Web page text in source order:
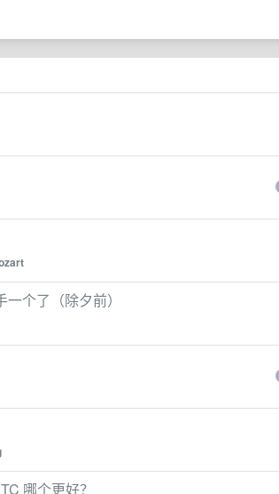
个了（除夕前）
哪个更好？